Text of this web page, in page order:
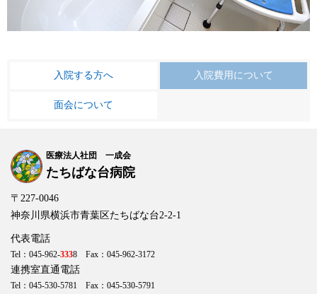
入院する方へ 入院費用について
面会について
医療法人社団 一成会
たちばな台病院
〒227-0046
神奈川県横浜市青葉区たちばな台2-2-1
代表電話
Tel：045-962-3338 Fax：045-962-3172
連携室直通電話
Tel：045-530-5781 Fax：045-530-5791